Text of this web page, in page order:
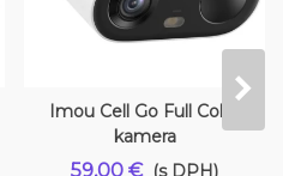
Imou Cell Go Full Color
kamera
59,00 € (s DPH)